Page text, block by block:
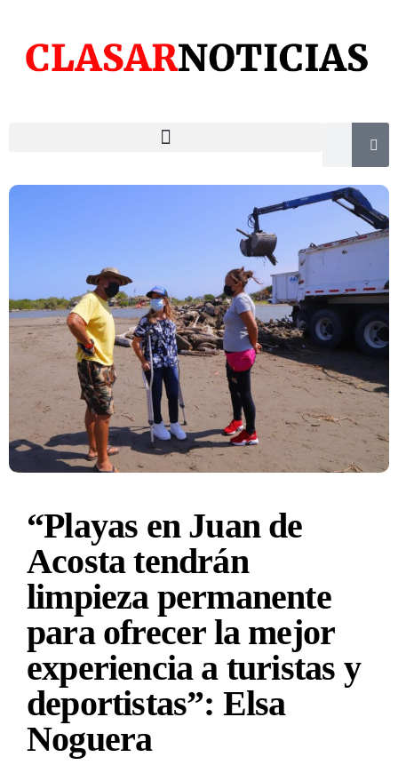
“Playas en Juan de
Acosta tendrán
limpieza permanente
para ofrecer la mejor
experiencia a turistas y
deportistas”: Elsa
Noguera